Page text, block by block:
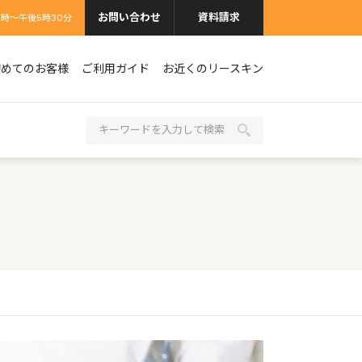
〜午後5時30分 お問い合わせ 資料請求
てのお客様 ご利用ガイド お近くのリースキン